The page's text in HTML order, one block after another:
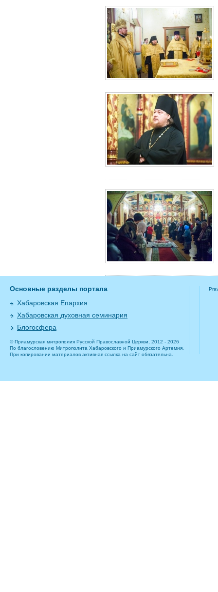
Основные разделы портала
Хабаровская Епархия
Хабаровская духовная семинария
Блогосфера
© Приамурская митрополия Русской Православной Церкви, 2012 - 2026
По благословению Митрополита Хабаровского и Приамурского Артемия.
При копировании материалов активная ссылка на сайт обязательна.